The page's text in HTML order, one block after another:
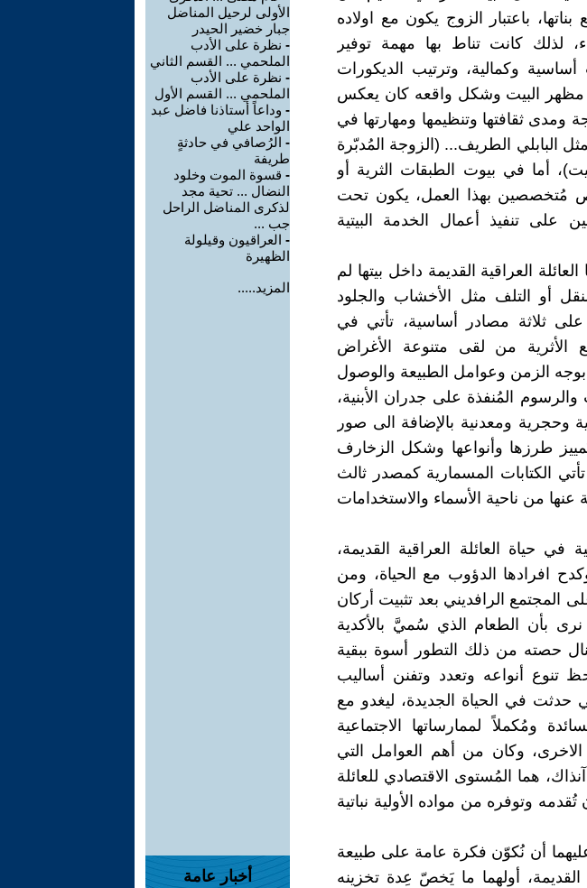
باعتبار الزوج يكون مع اولاده
لذلك كانت تناط بها مهمة توفير
أساسية وكمالية، وترتيب الديكورات
مظهر البيت وشكل واقعه كان يعكس
ثقافتها وتنظيمها ومهارتها في
البابلي الطريف... (الزوجة المُدبّرة
أما في بيوت الطبقات الثرية أو
مُتخصصين بهذا العمل، يكون تحت
على تنفيذ أعمال الخدمة البيتية
العراقية القديمة داخل بيتها لم
أو التلف مثل الأخشاب والجلود
على ثلاثة مصادر أساسية، تأتي في
الأثرية من لقى متنوعة الأغراض
الزمن وعوامل الطبيعة والوصول
والرسوم المُنفذة على جدران الأبنية،
وحجرية ومعدنية بالإضافة الى صور
طرزها وأنواعها وشكل الزخارف
تأتي الكتابات المسمارية كمصدر ثالث
من ناحية الأسماء والاستخدامات
حياة العائلة العراقية القديمة،
افرادها الدؤوب مع الحياة، ومن
المجتمع الرافديني بعد تثبيت أركان
نرى بأن الطعام الذي سُميَّ بالأكدية
نال حصته من ذلك التطور أسوة ببقية
تنوع أنواعه وتعدد وتفنن أساليب
حدثت في الحياة الجديدة، ليغدو مع
ومُكملاً لممارساتها الاجتماعية
الاخرى، وكان من أهم العوامل التي
هما المُستوى الاقتصادي للعائلة
وتوفره من مواده الأولية نباتية
أن نُكوّن فكرة عامة على طبيعة
القديمة، أولهما ما يَخصّ عِدة تخزينه
الأولى لرحيل المناضل
جبار خضير الحيدر
- نظرة على الأدب
الملحمي ... القسم الثاني
- نظرة على الأدب
الملحمي ... القسم الأول
- وداعاً أستاذنا فاضل عبد
الواحد علي
- الرُصافي في حادثةٍ
طريفة
- قسوة الموت وخلود
النضال ... تحية مجد
لذكرى المناضل الراحل
جب ...
- العراقيون وقيلولة
الظهيرة
المزيد.....
أخبار عامة